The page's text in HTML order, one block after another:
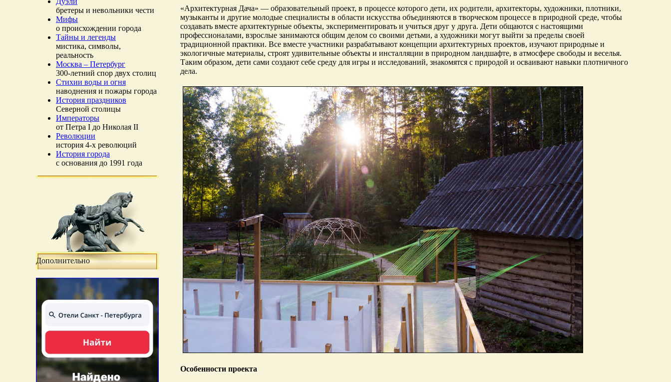
бретеры и невольники чести
Мифы
о происхождении города
Тайны и легенды
мистика, символы,
реальность
Москва – Петербург
300-летний спор двух столиц
Стихии воды и огня
наводнения и пожары города
История праздников
Северной столицы
Императоры
от Петра I до Николая II
Революции
история 4-х революций
История города
с основания до 1991 года
Дополнительно
«Архитектурная Дача» — образовательный проект, в процессе которого дети, их родители, архитекторы, художники, плотники,
музыканты и другие молодые специалисты в области искусства объединяются в творческом процессе в природной среде, чтобы
создавать вместе архитектурные объекты, экспериментировать и учиться друг у друга. Дети общаются с настоящими
профессионалами, взрослые занимаются общим делом со своими детьми, а художники могут выйти за пределы своей
традиционной практики. Все вместе участники разрабатывают концепции архитектурных проектов, изучают природные и
экологичные материалы, строят удивительные объекты и инсталляции в природном ландшафте, в атмосфере свободы и веселья.
Таким образом, дети сами создают себе среду для игры и исследований, знакомятся с природой и осваивают навыки плотничного
дела.
Особенности проекта